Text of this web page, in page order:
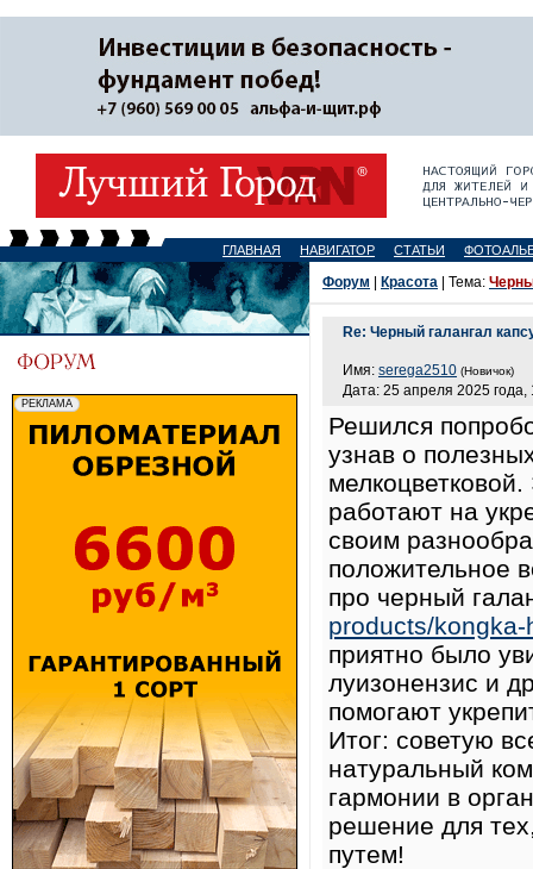
ГЛАВНАЯ НАВИГАТОР СТАТЬИ
Форум Красота | Тема:
Re: Черный галангал
Имя: serega2510 (Новичок)
Дата: 25 апреля 2025 года,
Решился
узнав о
работают на
своим
положительное
про черный
products/
приятно было
луизонензис и
помогают
Итог: советую
натуральный
гармонии в
решение для
путем!